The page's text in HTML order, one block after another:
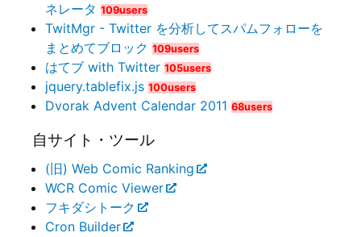
ネレータ 109users
TwitMgr - Twitter を分析してスパムフォローを
まとめてブロック 109users
はてブ with Twitter 105users
jquery.tablefix.js 100users
Dvorak Advent Calendar 2011 68users
自サイト・ツール
(旧) Web Comic Ranking
WCR Comic Viewer
フキダシトーク
Cron Builder